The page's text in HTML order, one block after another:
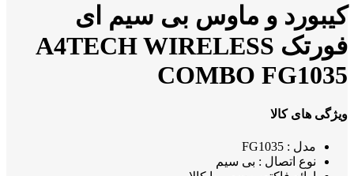
کیبورد و ماوس بی سیم ای
فورتک A4TECH WIRELESS
COMBO FG1035
ویژگی های کالا
مدل : FG1035
نوع اتصال : بی سیم